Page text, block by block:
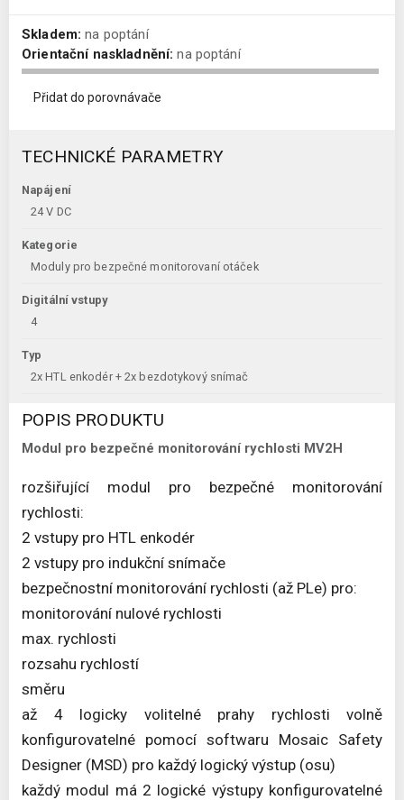
Skladem: na poptání
Orientační naskladnění: na poptání
Přidat do porovnávače
TECHNICKÉ PARAMETRY
Napájení
24 V DC
Kategorie
Moduly pro bezpečné monitorovaní otáček
Digitální vstupy
4
Typ
2x HTL enkodér + 2x bezdotykový snímač
POPIS PRODUKTU
Modul pro bezpečné monitorování rychlosti MV2H
rozšiřující modul pro bezpečné monitorování
rychlosti:
2 vstupy pro HTL enkodér
2 vstupy pro indukční snímače
bezpečnostní monitorování rychlosti (až PLe) pro:
monitorování nulové rychlosti
max. rychlosti
rozsahu rychlostí
směru
až 4 logicky volitelné prahy rychlosti volně
konfigurovatelné pomocí softwaru Mosaic Safety
Designer (MSD) pro každý logický výstup (osu)
každý modul má 2 logické výstupy konfigurovatelné